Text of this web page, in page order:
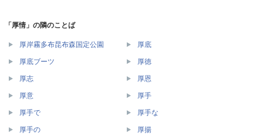
「厚情」の隣のことば
厚岸霧多布昆布森国定公園 厚底
厚底ブーツ 厚徳
厚志 厚恩
厚意 厚手
厚手で 厚手な
厚手の 厚揚